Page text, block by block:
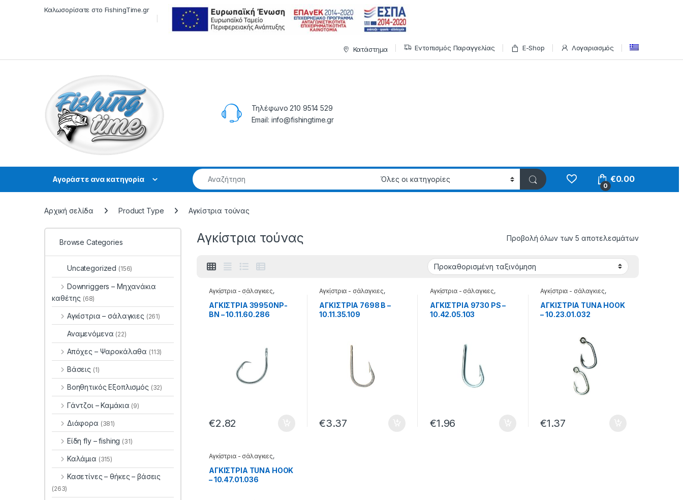
Καλωσορίσατε στο FishingTime.gr
Κατάστημα Εντοπισμός Παραγγελίας E-Shop Λογαριασμός
Τηλέφωνο 210 9514 529
Email: info@fishingtime.gr
Αγοράστε ανα κατηγορία
0
€0.00
Αρχική σελίδα Product Type Αγκίστρια τούνας
Αγκίστρια τούνας Προβολή όλων των 5 αποτελεσμάτων
Αγκίστρια - σάλαγκιες,
Αγκίστρια τούνας
ΑΓΚΙΣΤΡΙΑ 39950NP-
BN – 10.11.60.286
€2.82
Αγκίστρια - σάλαγκιες,
Αγκίστρια τούνας
ΑΓΚΙΣΤΡΙΑ 7698 B –
10.11.35.109
€3.37
Αγκίστρια - σάλαγκιες,
Αγκίστρια τούνας
ΑΓΚΙΣΤΡΙΑ 9730 PS –
10.42.05.103
€1.96
Αγκίστρια - σάλαγκιες,
Αγκίστρια τούνας
ΑΓΚΙΣΤΡΙΑ TUNA HOOK
– 10.23.01.032
€1.37
Αγκίστρια - σάλαγκιες,
Αγκίστρια τούνας
ΑΓΚΙΣΤΡΙΑ TUNA HOOK
– 10.47.01.036
Browse Categories
Uncategorized (156)
Downriggers – Μηχανάκια
καθέτης (68)
Αγκίστρια – σάλαγκιες (261)
Αναμενόμενα (22)
Απόχες – Ψαροκάλαθα (113)
Βάσεις (1)
Βοηθητικός Εξοπλισμός (32)
Γάντζοι – Καμάκια (9)
Διάφορα (381)
Είδη fly – fishing (31)
Καλάμια (315)
Κασετίνες – θήκες – βάσεις
(263)